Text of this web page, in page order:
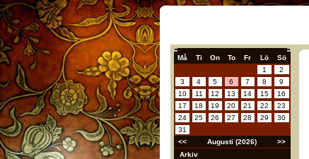
Må Ti On To Fr Lö
Sö
1
2
3
4 5 6 7 8
9
10
11 12 13 14 15
16
17
18 19 20 21 22
23
24
25 26 27 28 29
30
31
<<
Augusti (2026)
>>
Arkiv